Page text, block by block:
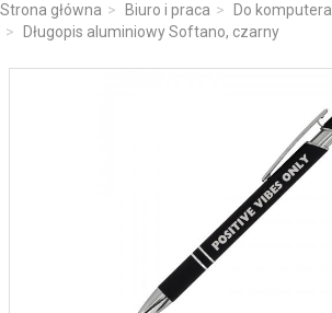
Strona główna Biuro i praca
Do komputera
Długopis aluminiowy Softano, czarny